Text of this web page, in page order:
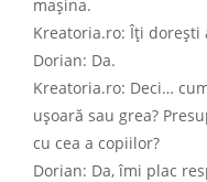
mașina.
Kreatoria.ro: Îți dorești
Dorian: Da.
Kreatoria.ro: Deci…
ușoară sau grea?
cu cea a copiilor?
Dorian: Da, îmi plac